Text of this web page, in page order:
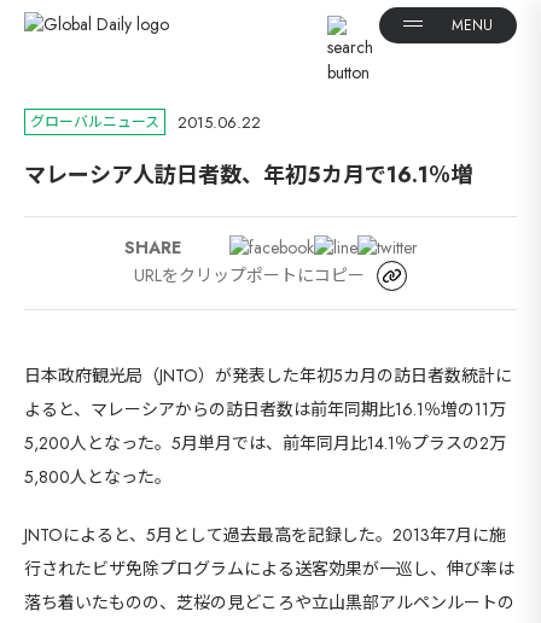
グローバルニュース 2015.06.22
マレーシア人訪日者数、年初5カ月で16.1％増
SHARE
URLをクリップポートにコピー
日本政府観光局（JNTO）が発表した年初5カ月の訪日者数統計に
よると、マレーシアからの訪日者数は前年同期比16.1％増の11万
5,200人となった。5月単月では、前年同月比14.1％プラスの2万
5,800人となった。
JNTOによると、5月として過去最高を記録した。2013年7月に施
行されたビザ免除プログラムによる送客効果が一巡し、伸び率は
落ち着いたものの、芝桜の見どころや立山黒部アルペンルートの